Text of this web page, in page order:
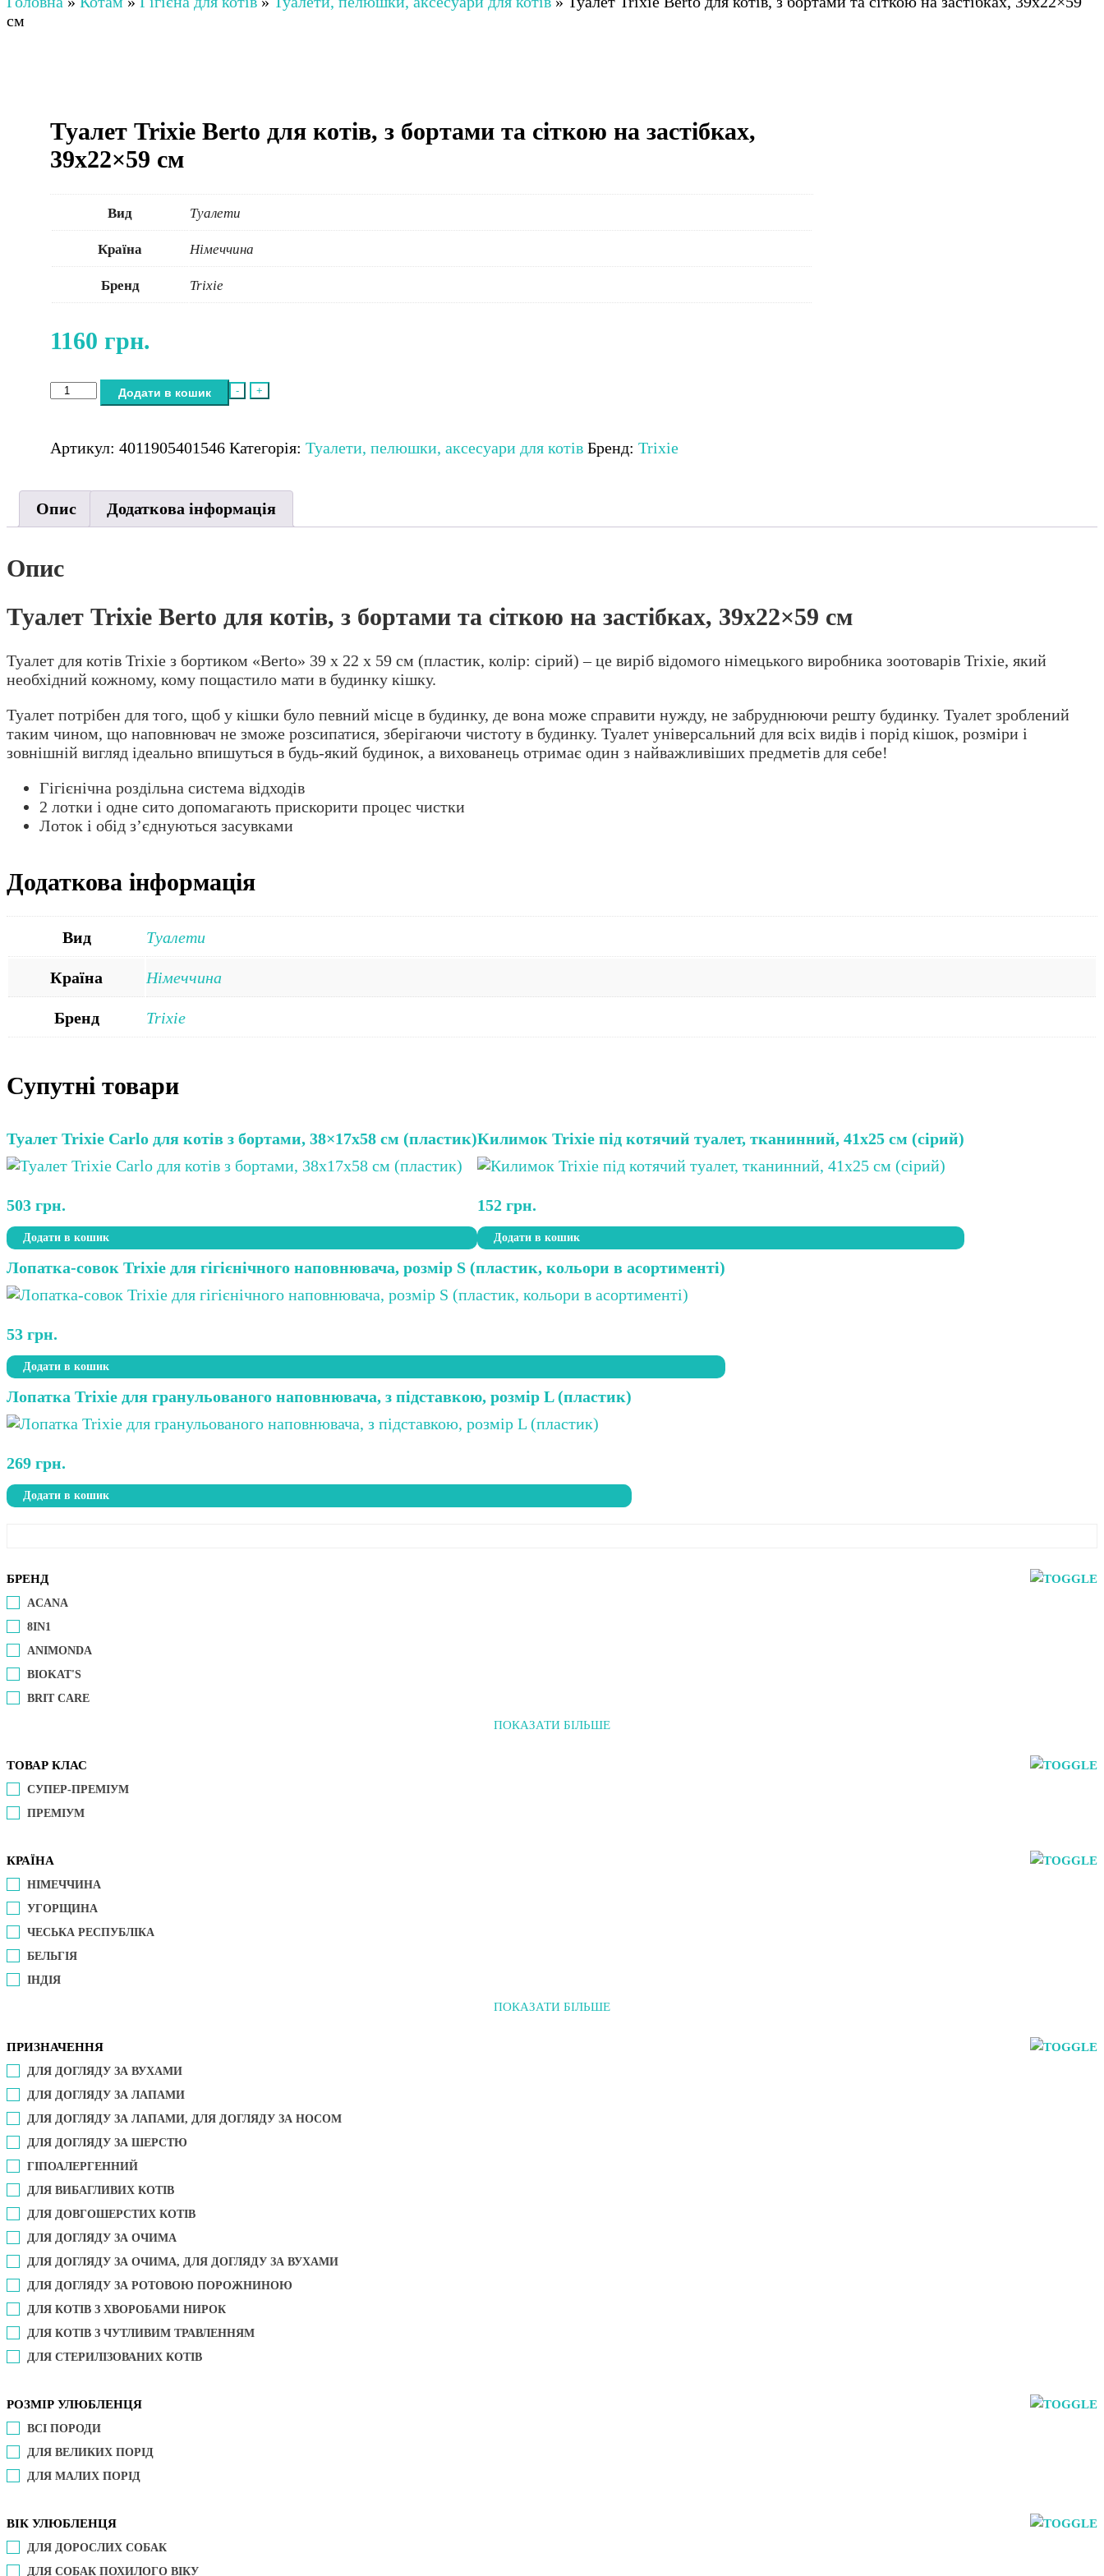
см
Туалет Trixie Berto для котів, з бортами та сіткою на застібках,
39х22×59 см
Вид Туалети
Країна Німеччина
Бренд Trixie
1160грн.
-
Туалет
для
бортами
та
застібках,
см
+
Додати в кошик
Артикул:4011905401546 Категорія:Туалети, пелюшки, аксесуари для котів Бренд:Trixie
Опис Додаткова інформація
Опис
Туалет Trixie Berto для котів, з бортами та сіткою на застібках, 39х22×59 см
Туалет для котів Trixie з бортиком «Berto» 39 x 22 x 59 см (пластик, колір: сірий) – це виріб відомого німецького виробника зоотоварів Trixie, який
необхідний кожному, кому пощастило мати в будинку кішку.
Туалет потрібен для того, щоб у кішки було певний місце в будинку, де вона може справити нужду, не забруднюючи решту будинку. Туалет зроблений
таким чином, що наповнювач не зможе розсипатися, зберігаючи чистоту в будинку. Туалет універсальний для всіх видів і порід кішок, розміри і
зовнішній вигляд ідеально впишуться в будь-який будинок, а вихованець отримає один з найважливіших предметів для себе!
Гігієнічна роздільна система відходів
2 лотки і одне сито допомагають прискорити процес чистки
Лоток і обід з’єднуються засувками
Додаткова інформація
Вид Туалети
Країна Німеччина
Бренд Trixie
Супутні товари
Туалет Trixie Carlo для котів з бортами, 38×17х58 см (пластик)
503 грн.
Додати в кошик
Килимок Trixie під котячий туалет, тканинний, 41х25 см (сірий)
152 грн.
Додати в кошик
Лопатка-совок Trixie для гігієнічного наповнювача, розмір S (пластик, кольори в асортименті)
53 грн.
Додати в кошик
Лопатка Trixie для гранульованого наповнювача, з підставкою, розмір L (пластик)
269 грн.
Додати в кошик
БРЕНД
ACANA
8IN1
ANIMONDA
BIOKAT'S
BRIT CARE
ПОКАЗАТИ БІЛЬШЕ
ТОВАР КЛАС
СУПЕР-ПРЕМІУМ
ПРЕМІУМ
КРАЇНА
НІМЕЧЧИНА
УГОРЩИНА
ЧЕСЬКА РЕСПУБЛІКА
БЕЛЬГІЯ
ІНДІЯ
ПОКАЗАТИ БІЛЬШЕ
ПРИЗНАЧЕННЯ
ДЛЯ ДОГЛЯДУ ЗА ВУХАМИ
ДЛЯ ДОГЛЯДУ ЗА ЛАПАМИ
ДЛЯ ДОГЛЯДУ ЗА ЛАПАМИ, ДЛЯ ДОГЛЯДУ ЗА НОСОМ
ДЛЯ ДОГЛЯДУ ЗА ШЕРСТЮ
ГІПОАЛЕРГЕННИЙ
ДЛЯ ВИБАГЛИВИХ КОТІВ
ДЛЯ ДОВГОШЕРСТИХ КОТІВ
ДЛЯ ДОГЛЯДУ ЗА ОЧИМА
ДЛЯ ДОГЛЯДУ ЗА ОЧИМА, ДЛЯ ДОГЛЯДУ ЗА ВУХАМИ
ДЛЯ ДОГЛЯДУ ЗА РОТОВОЮ ПОРОЖНИНОЮ
ДЛЯ КОТІВ З ХВОРОБАМИ НИРОК
ДЛЯ КОТІВ З ЧУТЛИВИМ ТРАВЛЕННЯМ
ДЛЯ СТЕРИЛІЗОВАНИХ КОТІВ
РОЗМІР УЛЮБЛЕНЦЯ
ВСІ ПОРОДИ
ДЛЯ ВЕЛИКИХ ПОРІД
ДЛЯ МАЛИХ ПОРІД
ВІК УЛЮБЛЕНЦЯ
ДЛЯ ДОРОСЛИХ СОБАК
ДЛЯ СОБАК ПОХИЛОГО ВІКУ